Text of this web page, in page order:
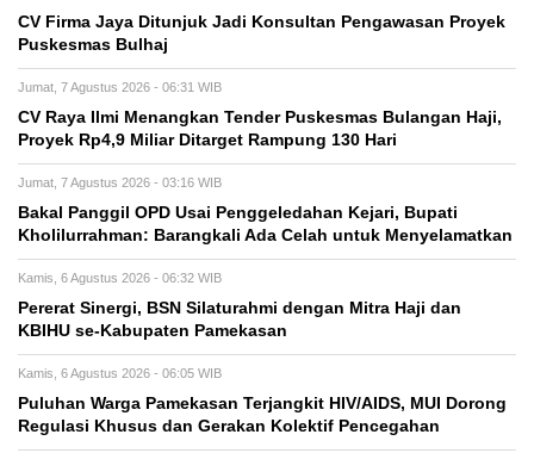
CV Firma Jaya Ditunjuk Jadi Konsultan Pengawasan Proyek
Puskesmas Bulhaj
Jumat, 7 Agustus 2026 - 06:31 WIB
CV Raya Ilmi Menangkan Tender Puskesmas Bulangan Haji,
Proyek Rp4,9 Miliar Ditarget Rampung 130 Hari
Jumat, 7 Agustus 2026 - 03:16 WIB
Bakal Panggil OPD Usai Penggeledahan Kejari, Bupati
Kholilurrahman: Barangkali Ada Celah untuk Menyelamatkan
Kamis, 6 Agustus 2026 - 06:32 WIB
Pererat Sinergi, BSN Silaturahmi dengan Mitra Haji dan
KBIHU se-Kabupaten Pamekasan
Kamis, 6 Agustus 2026 - 06:05 WIB
Puluhan Warga Pamekasan Terjangkit HIV/AIDS, MUI Dorong
Regulasi Khusus dan Gerakan Kolektif Pencegahan